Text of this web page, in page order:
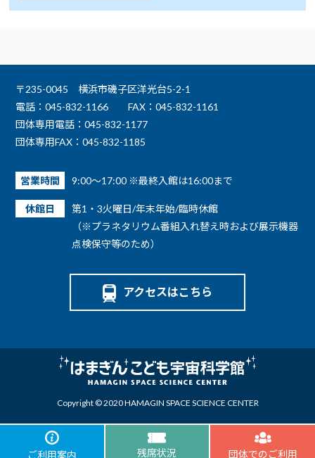
〒235-0045 横浜市磯子区洋光台5-2-1
電話：045-832-1166
FAX：045-832-1161
団体専用電話：045-832-1177
団体専用FAX：045-832-1185
営業時間 9:00～17:00 ※最終入館は16:00まで
休館日
第1・3火曜日/年末年始/臨時休館
（※プラネタリウム番組入れ替え時および展示機器
点検保守等のため）
アクセスはこちら
Copyright © 2020 HAMAGIN SPACE SCIENCE CENTER
ご利用案内 残席状況 団体でのご利用